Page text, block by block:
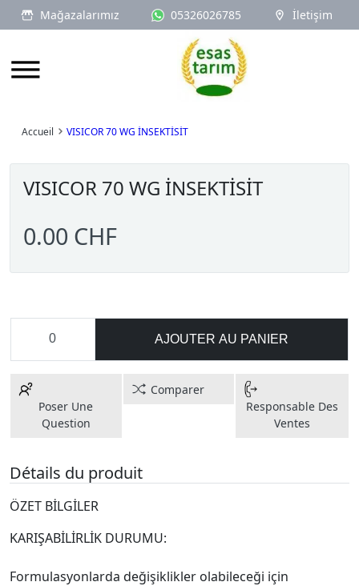
Mağazalarımız 05326026785 İletişim
Logo
Accueil VISICOR 70 WG İNSEKTİSİT
VISICOR 70 WG İNSEKTİSİT
0.00 CHF
AJOUTER AU PANIER
Poser Une
Question
Comparer
Responsable Des
Ventes
Détails du produit
ÖZET BİLGİLER
KARIŞABİLİRLİK DURUMU:
Formulasyonlarda değişiklikler olabileceği için